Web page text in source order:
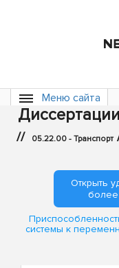
Меню сайта
// 05.22.00 - Транспорт
Открыть
более
системы к